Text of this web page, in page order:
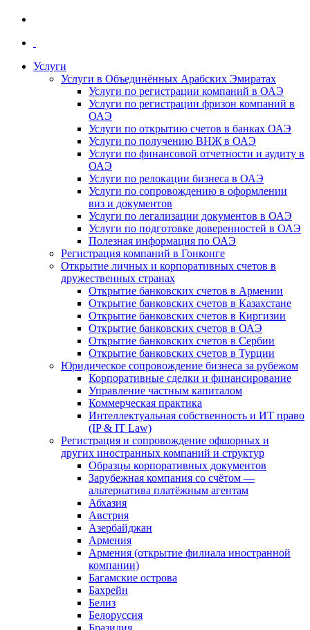
Услуги
Услуги в Объединённых Арабских Эмиратах
Услуги по регистрации компаний в ОАЭ
Услуги по регистрации фризон компаний в
ОАЭ
Услуги по открытию счетов в банках ОАЭ
Услуги по получению ВНЖ в ОАЭ
Услуги по финансовой отчетности и аудиту в
ОАЭ
Услуги по релокации бизнеса в ОАЭ
Услуги по сопровождению в оформлении
виз и документов
Услуги по легализации документов в ОАЭ
Услуги по подготовке доверенностей в ОАЭ
Полезная информация по ОАЭ
Регистрация компаний в Гонконге
Открытие личных и корпоративных счетов в
дружественных странах
Открытие банковских счетов в Армении
Открытие банковских счетов в Казахстане
Открытие банковских счетов в Киргизии
Открытие банковских счетов в ОАЭ
Открытие банковских счетов в Сербии
Открытие банковских счетов в Турции
Юридическое сопровождение бизнеса за рубежом
Корпоративные сделки и финансирование
Управление частным капиталом
Коммерческая практика
Интеллектуальная собственность и ИТ право
(IP & IT Law)
Регистрация и сопровождение офшорных и
других иностранных компаний и структур
Образцы корпоративных документов
Зарубежная компания со счётом —
альтернатива платёжным агентам
Абхазия
Австрия
Азербайджан
Армения
Армения (открытие филиала иностранной
компании)
Багамские острова
Бахрейн
Белиз
Белоруссия
Бразилия